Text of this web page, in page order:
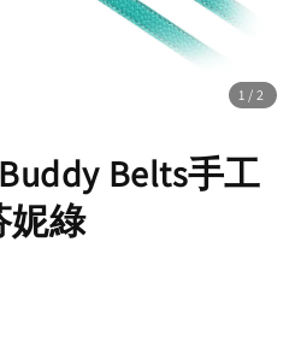
1 /2
Belts手工
妮綠